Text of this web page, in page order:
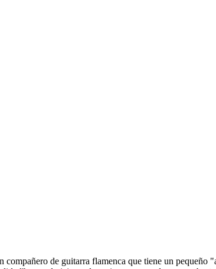
de guitarra flamenca que tiene un